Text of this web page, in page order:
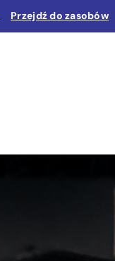
Przejdź do zasobów